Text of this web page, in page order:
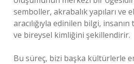
semboller, akrabalık yapıları ve
aracılığıyla edinilen bilgi, insanın
ve bireysel kimliğini şekillendirir.
Bu süreç, bizi başka kültürlerle